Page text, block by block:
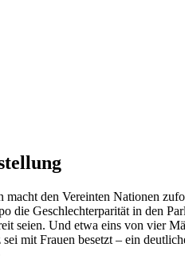
den Vereinten Nationen
die Geschlechterparität in den
seien. Und etwa eins von vier
mit Frauen besetzt – ein